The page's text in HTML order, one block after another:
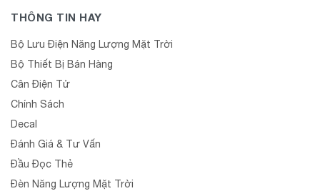
THÔNG TIN HAY
Bộ Lưu Điện Năng Lượng Mặt Trời
Bộ Thiết Bị Bán Hàng
Cân Điện Tử
Chính Sách
Decal
Đánh Giá & Tư Vấn
Đầu Đọc Thẻ
Đèn Năng Lượng Mặt Trời